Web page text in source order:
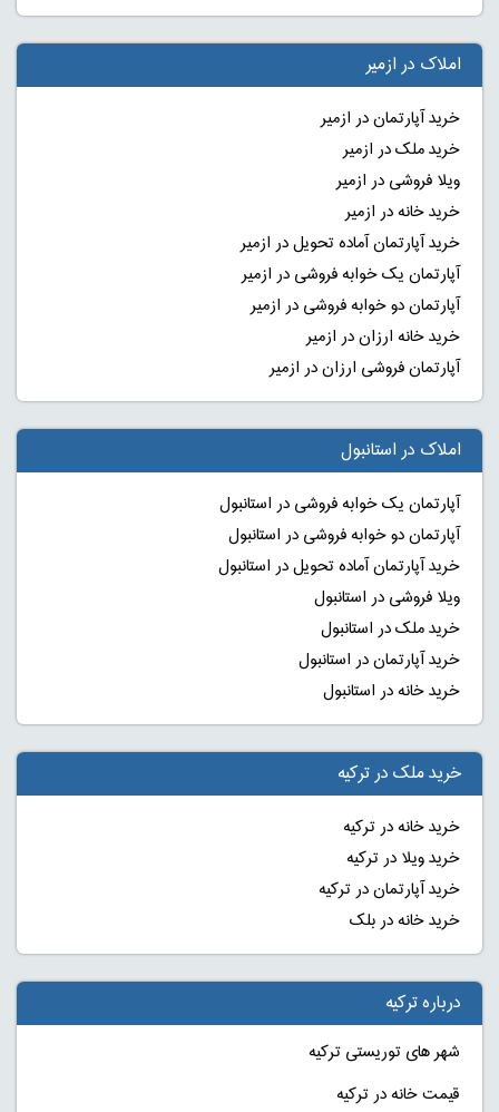
املاک در ازمیر
خرید آپارتمان در ازمیر
خرید ملک در ازمیر
ویلا فروشی در ازمیر
خرید خانه در ازمیر
خرید آپارتمان آماده تحویل در ازمیر
آپارتمان یک خوابه فروشی در ازمیر
آپارتمان دو خوابه فروشی در ازمیر
خرید خانه ارزان در ازمیر
آپارتمان فروشی ارزان در ازمیر
املاک در استانبول
آپارتمان یک خوابه فروشی در استانبول
آپارتمان دو خوابه فروشی در استانبول
خرید آپارتمان آماده تحویل در استانبول
ویلا فروشی در استانبول
خرید ملک در استانبول
خرید آپارتمان در استانبول
خرید خانه در استانبول
خرید ملک در ترکیه
خرید خانه در ترکیه
خرید ویلا در ترکیه
خرید آپارتمان در ترکیه
خرید خانه در بلک
درباره ترکیه
شهر های توریستی ترکیه
قیمت خانه در ترکیه